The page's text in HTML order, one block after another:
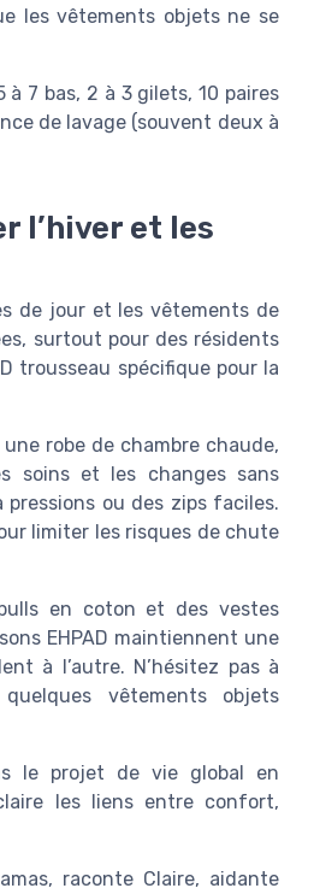
les vêtements objets ne se
7 bas, 2 à 3 gilets, 10 paires
de lavage (souvent deux à
l’hiver et les
de jour et les vêtements de
surtout pour des résidents
trousseau spécifique pour la
robe de chambre chaude,
soins et les changes sans
ou des zips faciles.
limiter les risques de chute
en coton et des vestes
EHPAD maintiennent une
à l’autre. N’hésitez pas à
vêtements objets
le projet de vie global en
les liens entre confort,
raconte Claire, aidante